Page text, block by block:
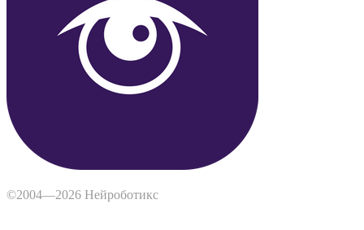
©2004—2026 Нейроботикс